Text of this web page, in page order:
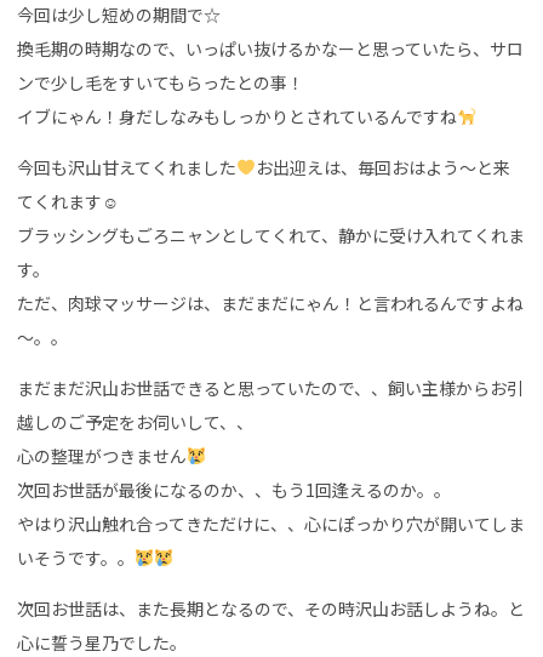
今回は少し短めの期間で☆
換毛期の時期なので、いっぱい抜けるかなーと思っていたら、サロ
ンで少し毛をすいてもらったとの事！
イブにゃん！身だしなみもしっかりとされているんですね
今回も沢山甘えてくれました
お出迎えは、毎回おはよう～と来
てくれます☺
ブラッシングもごろニャンとしてくれて、静かに受け入れてくれま
す。
ただ、肉球マッサージは、まだまだにゃん！と言われるんですよね
～。。
まだまだ沢山お世話できると思っていたので、、飼い主様からお引
越しのご予定をお伺いして、、
心の整理がつきません
次回お世話が最後になるのか、、もう1回逢えるのか。。
やはり沢山触れ合ってきただけに、、心にぽっかり穴が開いてしま
いそうです。。
次回お世話は、また長期となるので、その時沢山お話しようね。と
心に誓う星乃でした。